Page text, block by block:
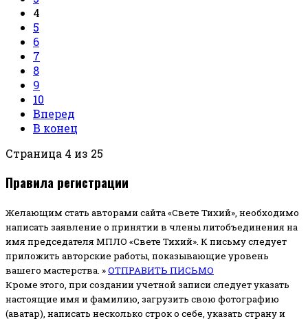
4
5
6
7
8
9
10
Вперед
В конец
Страница 4 из 25
Правила регистрации
Желающим стать авторами сайта «Свете Тихий», необходимо
написать заявление о принятии в члены литобъединения на
имя председателя МПЛО «Свете Тихий». К письму следует
приложить авторские работы, показывающие уровень
вашего мастерства. »ОТПРАВИТЬ ПИСЬМО
Кроме этого, при создании учетной записи следует указать
настоящие имя и фамилию, загрузить свою фотографию
(аватар), написать несколько строк о себе, указать страну и